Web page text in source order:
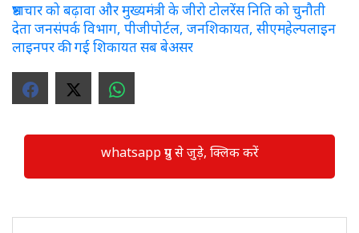
भ्रष्टाचार को बढ़ावा और मुख्यमंत्री के जीरो टोलरेंस निति को चुनौती
देता जनसंपर्क विभाग, पीजीपोर्टल, जनशिकायत, सीएमहेल्पलाइन
लाइनपर की गई शिकायत सब बेअसर
whatsapp ग्रुप से जुड़े, क्लिक करें